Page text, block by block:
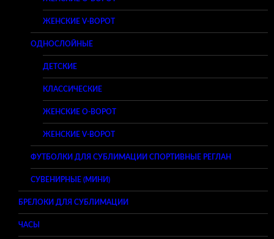
ЖЕНСКИЕ V-ВОРОТ
ОДНОСЛОЙНЫЕ
ДЕТСКИЕ
КЛАССИЧЕСКИЕ
ЖЕНСКИЕ O-ВОРОТ
ЖЕНСКИЕ V-ВОРОТ
ФУТБОЛКИ ДЛЯ СУБЛИМАЦИИ СПОРТИВНЫЕ РЕГЛАН
СУВЕНИРНЫЕ (МИНИ)
БРЕЛОКИ ДЛЯ СУБЛИМАЦИИ
ЧАСЫ